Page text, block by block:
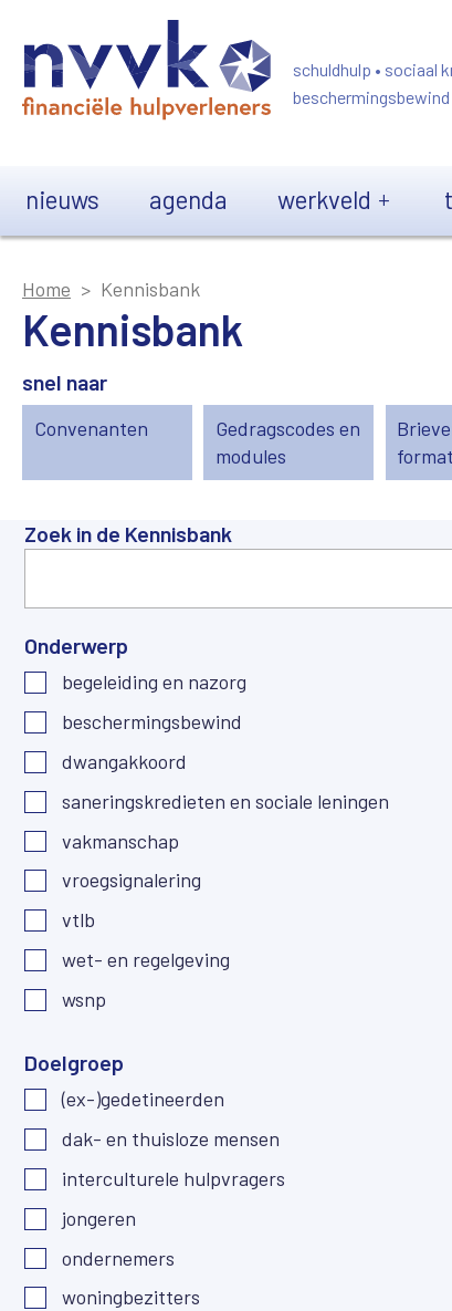
schuldhulp • sociaal
beschermingsbewind
nieuws agenda werkveld
Home Kennisbank
Kennisbank
snel naar
Convenanten
Gedragscodes en
modules
Zoek in de Kennisbank
Onderwerp
begeleiding en nazorg
beschermingsbewind
dwangakkoord
saneringskredieten en sociale leningen
vakmanschap
vroegsignalering
vtlb
wet- en regelgeving
wsnp
Doelgroep
(ex-)gedetineerden
dak- en thuisloze mensen
interculturele hulpvragers
jongeren
ondernemers
woningbezitters